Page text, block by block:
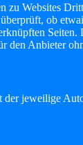
zu Websites
ob
den Anbieter
der jeweilige